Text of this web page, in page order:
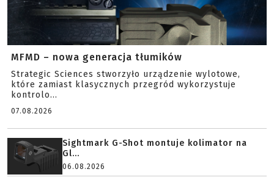
MFMD – nowa generacja tłumików
Strategic Sciences stworzyło urządzenie wylotowe,
które zamiast klasycznych przegród wykorzystuje
kontrolo...
07.08.2026
Sightmark G-Shot montuje kolimator na
Gl...
06.08.2026